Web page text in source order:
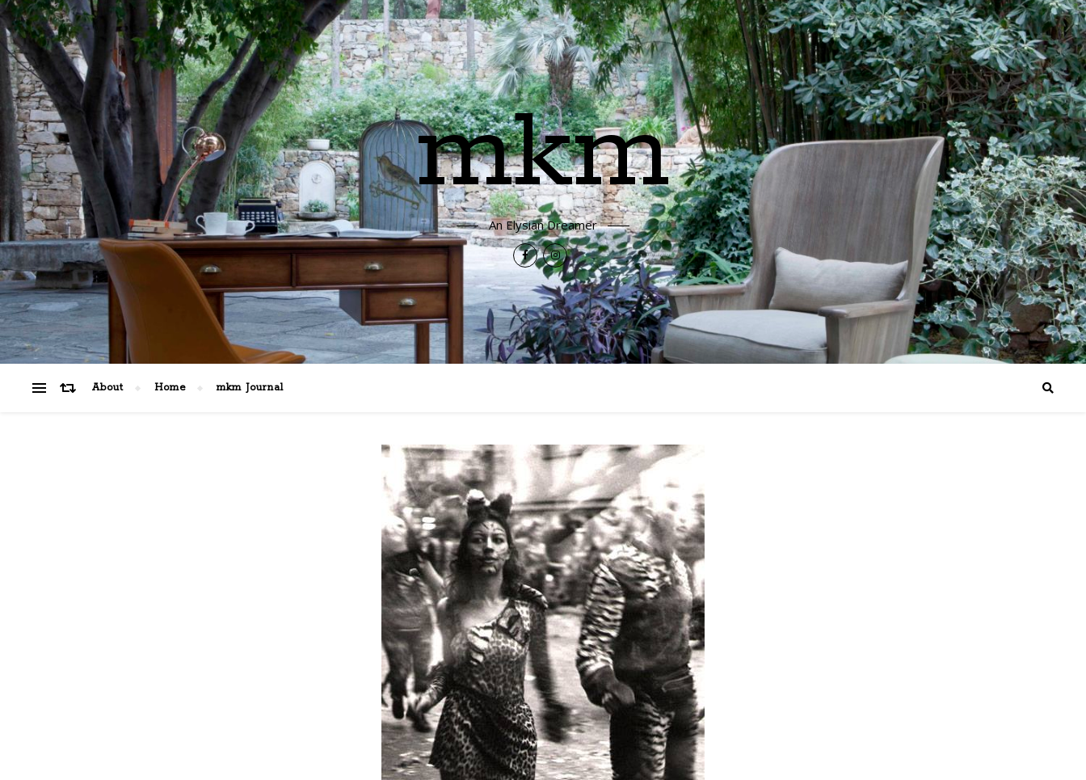
mkm
An Elysian Dreamer
About Home mkm Journal